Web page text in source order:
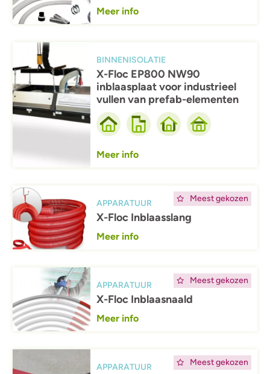
Meer info
Afbeelding
BINNENISOLATIE
X-Floc EP800 NW90
inblaasplaat voor industrieel
vullen van prefab-elementen
Meer info
Meest gekozen
Afbeelding
APPARATUUR
X-Floc Inblaasslang
Meer info
Meest gekozen
Afbeelding
APPARATUUR
X-Floc Inblaasnaald
Meer info
Meest gekozen
APPARATUUR